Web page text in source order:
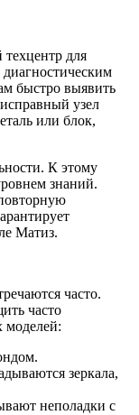
для
быстро выявить
узел
или блок,
К этому
знаний.
Матиз.
часто.
часто
моделей:
зеркала,
неполадки с